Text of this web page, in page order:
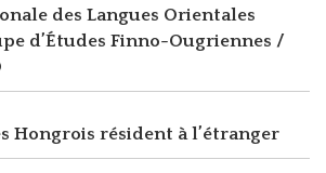
des Langues Orientales
d’Études Finno-Ougriennes /
Hongrois résident à l’étranger